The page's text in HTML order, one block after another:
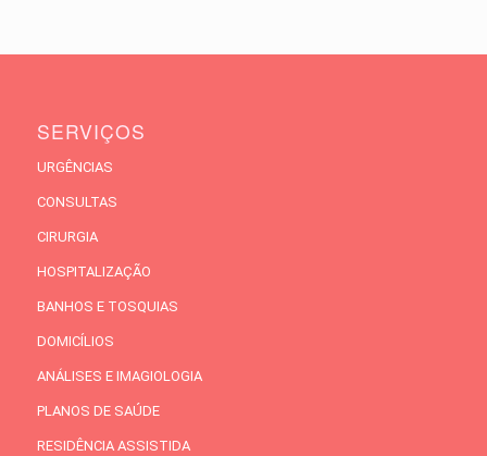
SERVIÇOS
URGÊNCIAS
CONSULTAS
CIRURGIA
HOSPITALIZAÇÃO
BANHOS E TOSQUIAS
DOMICÍLIOS
ANÁLISES E IMAGIOLOGIA
PLANOS DE SAÚDE
RESIDÊNCIA ASSISTIDA